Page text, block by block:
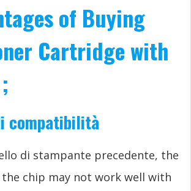
of Buying
Cartridge with
;
compatibilità
di stampante precedente, the
chip may not work well with